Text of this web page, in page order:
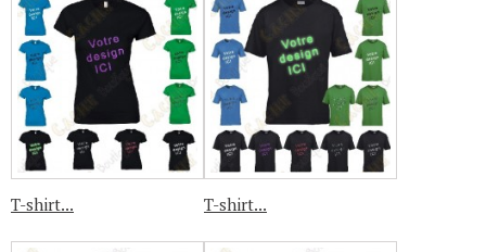
T-shirt... T-shirt...